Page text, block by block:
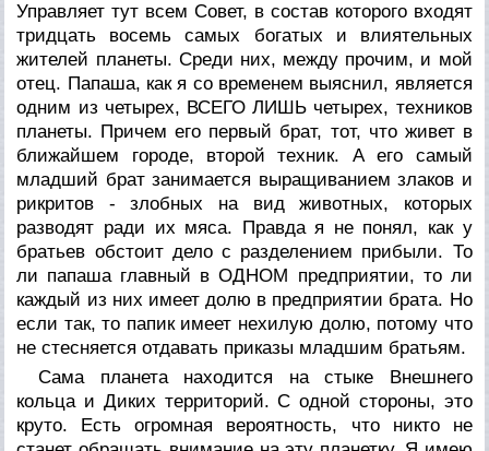
Управляет тут всем Совет, в состав которого входят
тридцать восемь самых богатых и влиятельных
жителей планеты. Среди них, между прочим, и мой
отец. Папаша, как я со временем выяснил, является
одним из четырех, ВСЕГО ЛИШЬ четырех, техников
планеты. Причем его первый брат, тот, что живет в
ближайшем городе, второй техник. А его самый
младший брат занимается выращиванием злаков и
рикритов - злобных на вид животных, которых
разводят ради их мяса. Правда я не понял, как у
братьев обстоит дело с разделением прибыли. То
ли папаша главный в ОДНОМ предприятии, то ли
каждый из них имеет долю в предприятии брата. Но
если так, то папик имеет нехилую долю, потому что
не стесняется отдавать приказы младшим братьям.
Сама планета находится на стыке Внешнего
кольца и Диких территорий. С одной стороны, это
круто. Есть огромная вероятность, что никто не